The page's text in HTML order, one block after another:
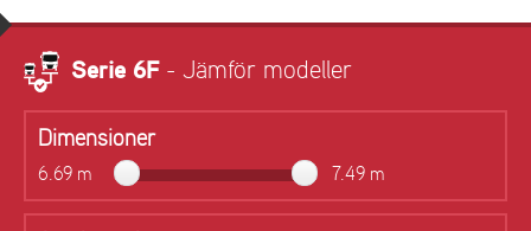
Serie 6F- Jämför modeller
Dimensioner
6.69 m 7.49 m